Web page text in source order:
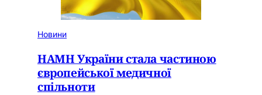
Новини
НАМН України стала частиною
європейської медичної
спільноти